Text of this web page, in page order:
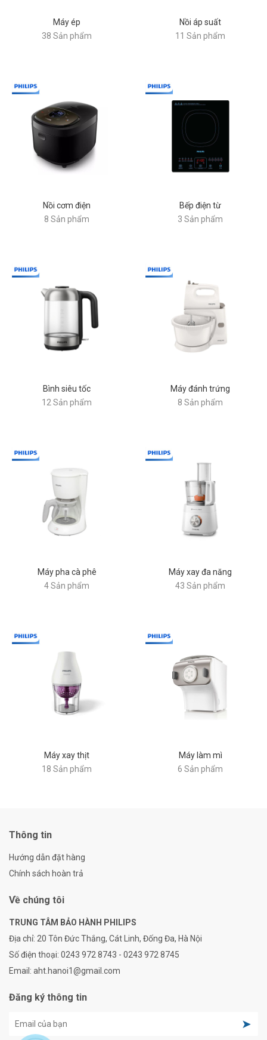
Máy ép
38 Sản phẩm
Nồi áp suất
11 Sản phẩm
Nồi cơm điện
8 Sản phẩm
Bếp điện từ
3 Sản phẩm
Bình siêu tốc
12 Sản phẩm
Máy đánh trứng
8 Sản phẩm
Máy pha cà phê
4 Sản phẩm
Máy xay đa năng
43 Sản phẩm
Máy xay thịt
18 Sản phẩm
Máy làm mì
6 Sản phẩm
Thông tin
Hướng dẫn đặt hàng
Chính sách hoàn trả
Về chúng tôi
TRUNG TÂM BẢO HÀNH PHILIPS
Địa chỉ: 20 Tôn Đức Thắng, Cát Linh, Đống Đa, Hà Nội
Số điện thoại: 0243 972 8743 - 0243 972 8745
Email: aht.hanoi1@gmail.com
Đăng ký thông tin